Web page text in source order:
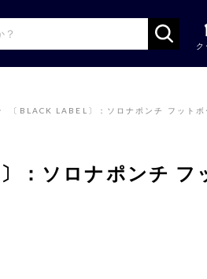
ク
〔BLACK LABEL〕：ソロナポンチ フット
〕：ソロナポンチ